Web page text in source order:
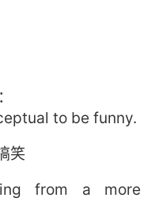
to be funny.
笑
from a more